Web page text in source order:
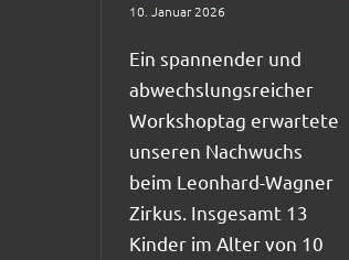
10. Januar 2026
Ein spannender und
abwechslungsreicher
Workshoptag erwartete
unseren Nachwuchs
beim Leonhard-Wagner
Zirkus. Insgesamt 13
Kinder im Alter von 10